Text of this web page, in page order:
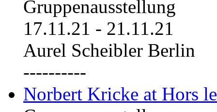
Gruppenausstellung
17.11.21 - 21.11.21
Aurel Scheibler Berlin
----------
Norbert Kricke at Hors